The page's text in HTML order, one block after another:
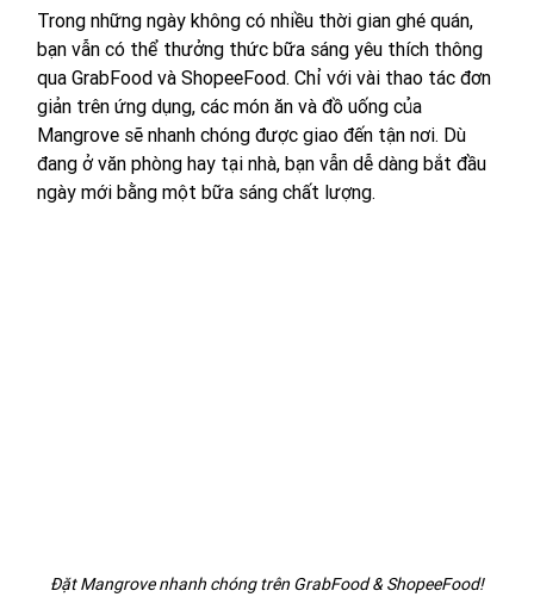
Trong những ngày không có nhiều thời gian ghé quán,
bạn vẫn có thể thưởng thức bữa sáng yêu thích thông
qua GrabFood và ShopeeFood. Chỉ với vài thao tác đơn
giản trên ứng dụng, các món ăn và đồ uống của
Mangrove sẽ nhanh chóng được giao đến tận nơi. Dù
đang ở văn phòng hay tại nhà, bạn vẫn dễ dàng bắt đầu
ngày mới bằng một bữa sáng chất lượng.
Đặt Mangrove nhanh chóng trên GrabFood & ShopeeFood!